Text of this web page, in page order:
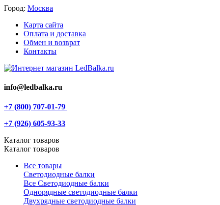
Город: Москва
Карта сайта
Оплата и доставка
Обмен и возврат
Контакты
info@ledbalka.ru
+7 (800) 707-01-79
+7 (926) 605-93-33
Каталог товаров
Каталог товаров
Все товары
Светодиодные балки
Все Светодиодные балки
Однорядные светодиодные балки
Двухрядные светодиодные балки